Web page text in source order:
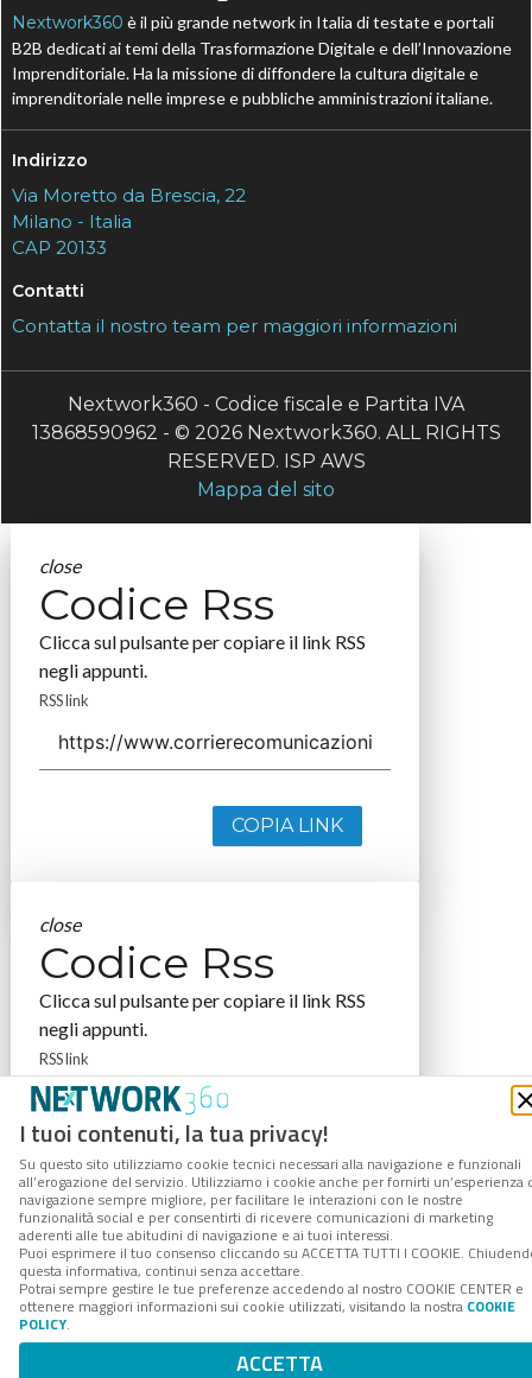
I tuoi contenuti, la tua privacy!
Su questo sito utilizziamo cookie tecnici necessari alla navigazione e funzionali
all’erogazione del servizio. Utilizziamo i cookie anche per fornirti un’esperienza
navigazione sempre migliore, per facilitare le interazioni con le nostre
funzionalità social e per consentirti di ricevere comunicazioni di marketing
aderenti alle tue abitudini di navigazione e ai tuoi interessi.
Puoi esprimere il tuo consenso cliccando su ACCETTA TUTTI I COOKIE.
questa informativa, continui senza accettare.
Potrai sempre gestire le tue preferenze accedendo al nostro COOKIE CENTER e
ottenere maggiori informazioni sui cookie utilizzati, visitando la nostra COOKIE
POLICY.
ACCETTA
Nextwork360 è il più grande network in Italia di testate e portali
B2B dedicati ai temi della Trasformazione Digitale e dell’Innovazione
Imprenditoriale. Ha la missione di diffondere la cultura digitale e
imprenditoriale nelle imprese e pubbliche amministrazioni italiane.
Indirizzo
Via Moretto da Brescia, 22
Milano - Italia
CAP 20133
Contatti
Contatta il nostro team per maggiori informazioni
Nextwork360 - Codice fiscale e Partita IVA
13868590962 - © 2026 Nextwork360. ALL RIGHTS
RESERVED. ISP AWS
Mappa del sito
close
Codice Rss
Clicca sul pulsante per copiare il link RSS
negli appunti.
RSS link
COPIA LINK
close
Codice Rss
Clicca sul pulsante per copiare il link RSS
negli appunti.
RSS link
COPIA LINK